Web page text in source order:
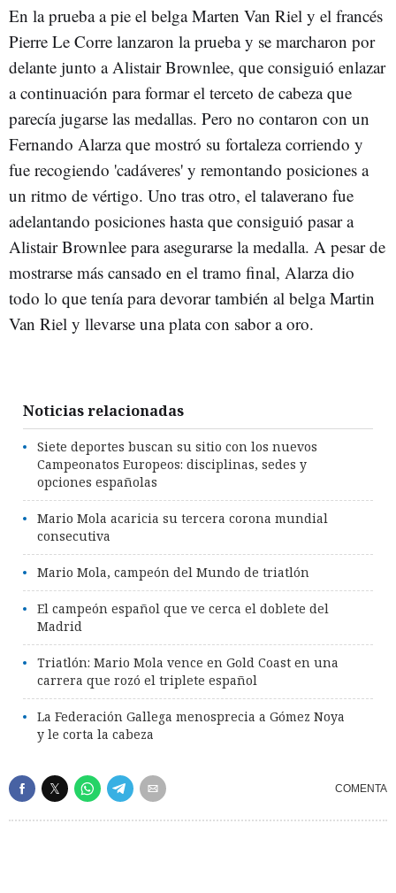
En la prueba a pie el belga Marten Van Riel y el francés
Pierre Le Corre lanzaron la prueba y se marcharon por
delante junto a Alistair Brownlee, que consiguió enlazar
a continuación para formar el terceto de cabeza que
parecía jugarse las medallas. Pero no contaron con un
Fernando Alarza que mostró su fortaleza corriendo y
fue recogiendo 'cadáveres' y remontando posiciones a
un ritmo de vértigo. Uno tras otro, el talaverano fue
adelantando posiciones hasta que consiguió pasar a
Alistair Brownlee para asegurarse la medalla. A pesar de
mostrarse más cansado en el tramo final, Alarza dio
todo lo que tenía para devorar también al belga Martin
Van Riel y llevarse una plata con sabor a oro.
Noticias relacionadas
Siete deportes buscan su sitio con los nuevos
Campeonatos Europeos: disciplinas, sedes y
opciones españolas
Mario Mola acaricia su tercera corona mundial
consecutiva
Mario Mola, campeón del Mundo de triatlón
El campeón español que ve cerca el doblete del
Madrid
Triatlón: Mario Mola vence en Gold Coast en una
carrera que rozó el triplete español
La Federación Gallega menosprecia a Gómez Noya
y le corta la cabeza